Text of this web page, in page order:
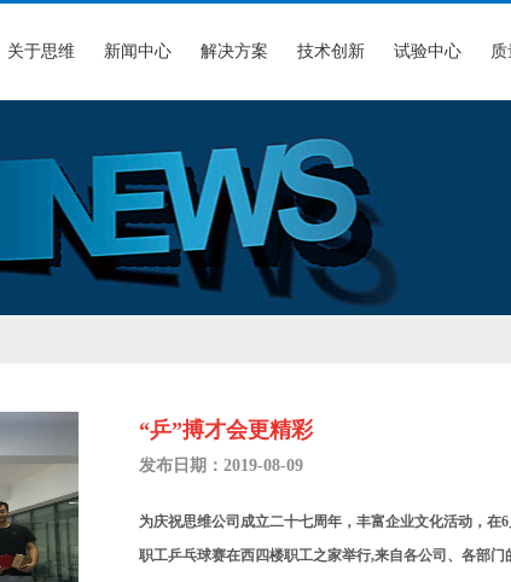
关于思维 新闻中心 解决方案 技术创新 试验中心 质
“乒”搏才会更精彩
发布日期：2019-08-09
为庆祝思维公司成立二十七周年，丰富企业文化活动，在
职工乒乓球赛在西四楼职工之家举行,来自各公司、各部